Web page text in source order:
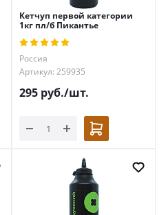
Кетчуп первой категории
1кг пл/б Пикантье
Россия
Артикул: 259935
295 руб./шт.